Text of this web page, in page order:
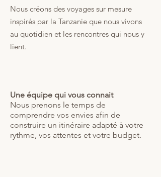
Nous créons des voyages sur mesure
inspirés par la Tanzanie que nous vivons
au quotidien et les rencontres qui nous y
lient.
Une équipe qui vous connait
Nous prenons le temps de
comprendre vos envies afin de
construire un itinéraire adapté à votre
rythme, vos attentes et votre budget.